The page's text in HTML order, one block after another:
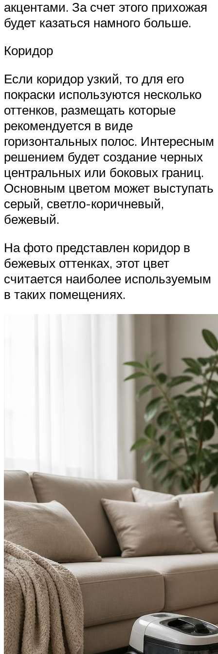
акцентами. За счет этого прихожая
будет казаться намного больше.
Коридор
Если коридор узкий, то для его
покраски используются несколько
оттенков, размещать которые
рекомендуется в виде
горизонтальных полос. Интересным
решением будет создание черных
центральных или боковых границ.
Основным цветом может выступать
серый, светло-коричневый,
бежевый.
На фото представлен коридор в
бежевых оттенках, этот цвет
считается наиболее используемым
в таких помещениях.